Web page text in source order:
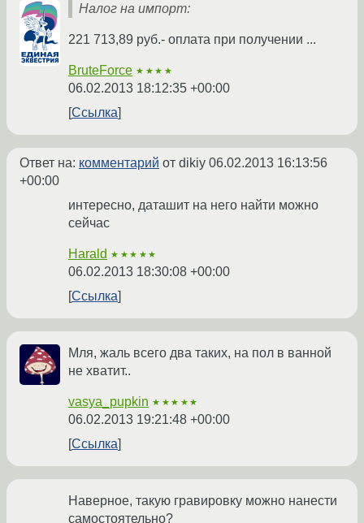
Налог на импорт:
221 713,89 руб.- оплата при получении ...
BruteForce ★★★★
06.02.2013 18:12:35 +00:00
Ссылка
Ответ на: комментарий от dikiy 06.02.2013 16:13:56
+00:00
интересно, даташит на него найти можно
сейчас
Harald ★★★★★
06.02.2013 18:30:08 +00:00
Ссылка
Мля, жаль всего два таких, на пол в ванной
не хватит..
vasya_pupkin ★★★★★
06.02.2013 19:21:48 +00:00
Ссылка
Наверное, такую гравировку можно нанести
самостоятельно?